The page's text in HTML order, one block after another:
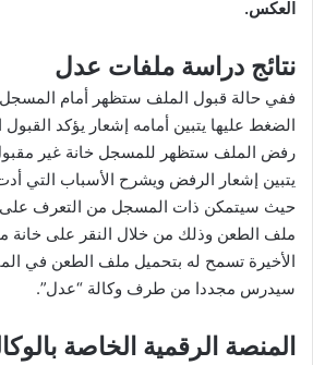
العكس.
نتائج دراسة ملفات عدل
ففي حالة قبول الملف ستظهر أمام المسجل
الضغط عليها يتبين أمامه إشعار يؤكد
رفض الملف ستظهر للمسجل خانة غير
يتبين إشعار الرفض ويشرح الأسباب التي أدت
حيث سيتمكن ذات المسجل من التعرف على
ملف الطعن وذلك من خلال النقر على
الأخيرة تسمح له بتحميل ملف الطعن في
سيدرس مجددا من طرف وكالة “عدل”.
المنصة الرقمية الخاصة